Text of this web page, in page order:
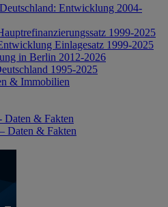
Entwicklung 2004-
1999-2025
Einlagesatz 1999-2025
in Berlin 2012-2026
1995-2025
& Immobilien
Daten & Fakten
Daten & Fakten